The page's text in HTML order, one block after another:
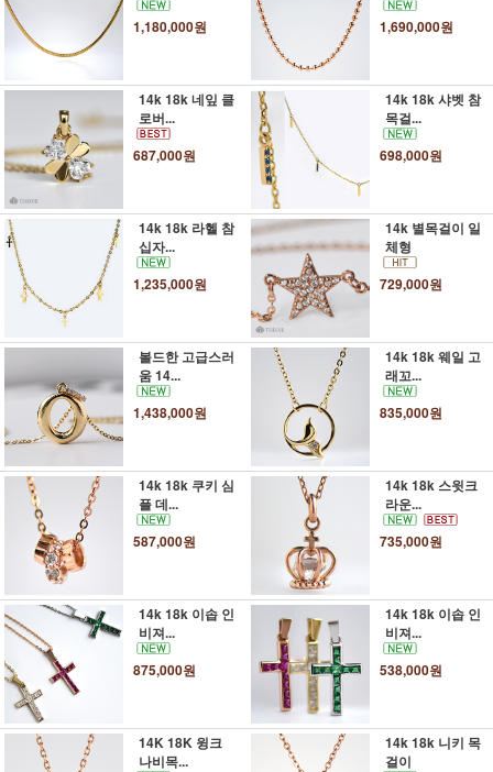
1,180,000원
1,690,000원
14k 18k 네잎 클
로버...
687,000원
14k 18k 샤벳 참
목걸...
698,000원
14k 18k 라헬 참
십자...
1,235,000원
14k 별목걸이 일
체형
729,000원
볼드한 고급스러
움 14...
1,438,000원
14k 18k 웨일 고
래꼬...
835,000원
14k 18k 쿠키 심
플 데...
587,000원
14k 18k 스윗크
라운...
735,000원
14k 18k 이솝 인
비져...
875,000원
14k 18k 이솝 인
비져...
538,000원
14K 18K 윙크
나비목...
14k 18k 니키 목
걸이